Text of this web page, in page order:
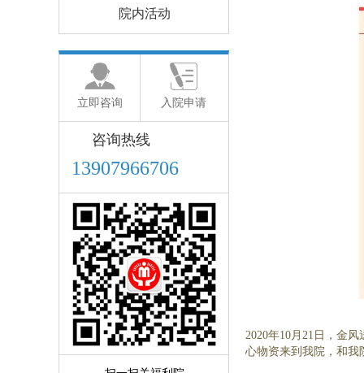
院内活动
立即咨询 入院申请
咨询热线
13907966706
2020年10月21日，金
心物资来到我院，和我